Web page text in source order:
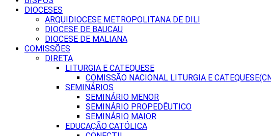
DIOCESES
ARQUIDIOCESE METROPOLITANA DE DILI
DIOCESE DE BAUCAU
DIOCESE DE MALIANA
COMISSÕES
DIRETA
LITURGIA E CATEQUESE
COMISSÃO NACIONAL LITURGIA E
SEMINÁRIOS
SEMINÁRIO MENOR
SEMINÁRIO PROPEDÊUTICO
SEMINÁRIO MAIOR
EDUCAÇÃO CATÓLICA